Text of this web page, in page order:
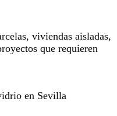
viviendas aisladas,
que requieren
en Sevilla